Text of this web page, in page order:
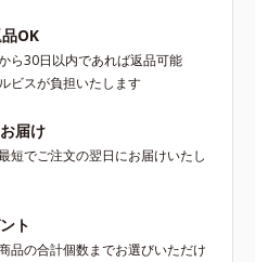
OK
ら30日以内であれば返品可能
ビスが負担いたします
届け
短でご注文の翌日にお届けいたし
ト
品の合計個数までお選びいただけ